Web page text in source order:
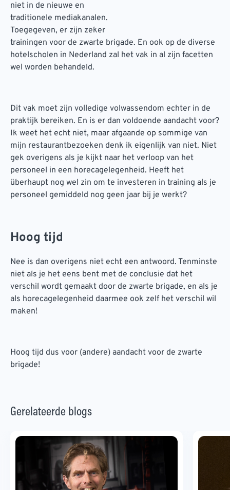
niet in de nieuwe en
traditionele mediakanalen.
Toegegeven, er zijn zeker
trainingen voor de zwarte brigade. En ook op de diverse
hotelscholen in Nederland zal het vak in al zijn facetten
wel worden behandeld.
Dit vak moet zijn volledige volwassendom echter in de
praktijk bereiken. En is er dan voldoende aandacht voor?
Ik weet het echt niet, maar afgaande op sommige van
mijn restaurantbezoeken denk ik eigenlijk van niet. Niet
gek overigens als je kijkt naar het verloop van het
personeel in een horecagelegenheid. Heeft het
überhaupt nog wel zin om te investeren in training als je
personeel gemiddeld nog geen jaar bij je werkt?
Hoog tijd
Nee is dan overigens niet echt een antwoord. Tenminste
niet als je het eens bent met de conclusie dat het
verschil wordt gemaakt door de zwarte brigade, en als je
als horecagelegenheid daarmee ook zelf het verschil wil
maken!
Hoog tijd dus voor (andere) aandacht voor de zwarte
brigade!
Gerelateerde blogs